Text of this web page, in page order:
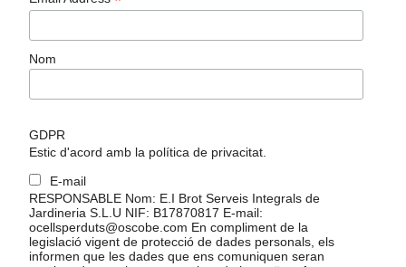
Nom
GDPR
Estic d'acord amb la política de privacitat.
E-mail
RESPONSABLE Nom: E.I Brot Serveis Integrals de
Jardineria S.L.U NIF: B17870817 E-mail:
ocellsperduts@oscobe.com En compliment de la
legislació vigent de protecció de dades personals, els
informen que les dades que ens comuniquen seran